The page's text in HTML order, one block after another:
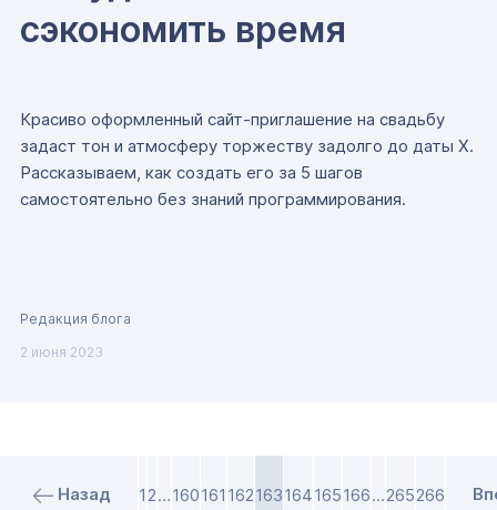
сэкономить время
Красиво оформленный сайт-приглашение на свадьбу
задаст тон и атмосферу торжеству задолго до даты Х.
Рассказываем, как создать его за 5 шагов
самостоятельно без знаний программирования.
Редакция блога
2 июня 2023
Назад 12…160161 162163164165166…265266